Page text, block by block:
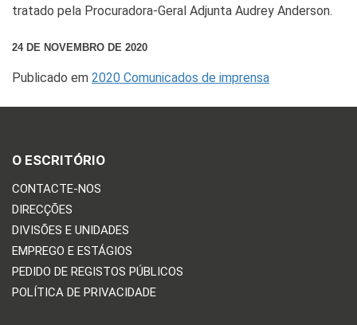
tratado pela Procuradora-Geral Adjunta Audrey Anderson.
24 DE NOVEMBRO DE 2020
Publicado em 2020 Comunicados de imprensa
O ESCRITÓRIO
CONTACTE-NOS
DIRECÇÕES
DIVISÕES E UNIDADES
EMPREGO E ESTÁGIOS
PEDIDO DE REGISTOS PÚBLICOS
POLÍTICA DE PRIVACIDADE